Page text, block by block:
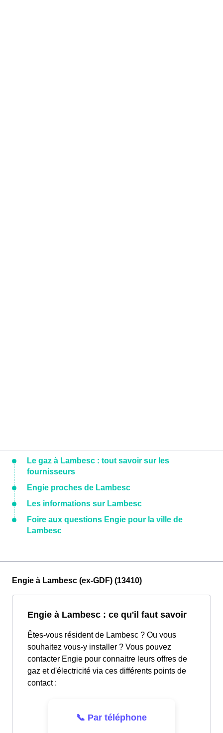
Le gaz à Lambesc : tout savoir sur les
fournisseurs
Engie proches de Lambesc
Les informations sur Lambesc
Foire aux questions Engie pour la ville de
Lambesc
Engie à Lambesc (ex-GDF) (13410)
Engie à Lambesc : ce qu'il faut savoir
Êtes-vous résident de Lambesc ? Ou vous
souhaitez vous-y installer ? Vous pouvez
contacter Engie pour connaitre leurs offres de
gaz et d'électricité via ces différents points de
contact :
📞 Par téléphone